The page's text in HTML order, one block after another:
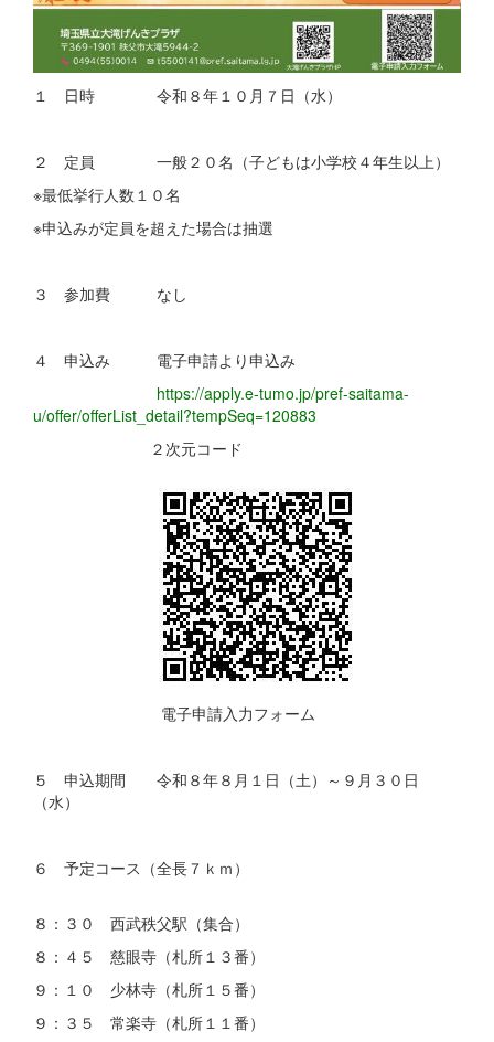
１ 日時 令和８年１０月７日（水）
２ 定員 一般２０名（子どもは小学校４年生以上）
※最低挙行人数１０名
※申込みが定員を超えた場合は抽選
３ 参加費 なし
４ 申込み 電子申請より申込み
https://apply.e-tumo.jp/pref-saitama-
u/offer/offerList_detail?tempSeq=120883
２次元コード
電子申請入力フォーム
５ 申込期間 令和８年８月１日（土）～９月３０日
（水）
６ 予定コース（全長７ｋｍ）
８：３０ 西武秩父駅（集合）
８：４５ 慈眼寺（札所１３番）
９：１０ 少林寺（札所１５番）
９：３５ 常楽寺（札所１１番）